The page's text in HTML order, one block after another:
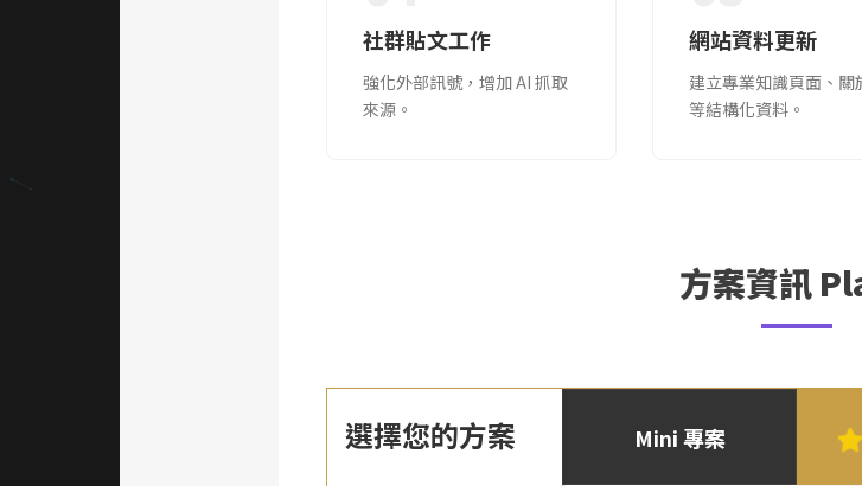
社群貼文工作
強化外部訊號，增加 AI 抓取
來源。
網站資料更新
建立專業知識頁面、關
等結構化資料。
方案資訊
選擇您的方案 Mini 專案